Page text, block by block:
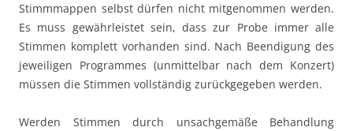
Stimmmappen selbst dürfen nicht mitgenommen werden.
Es muss gewährleistet sein, dass zur Probe immer alle
Stimmen komplett vorhanden sind. Nach Beendigung des
jeweiligen Programmes (unmittelbar nach dem Konzert)
müssen die Stimmen vollständig zurückgegeben werden.
Werden Stimmen durch unsachgemäße Behandlung